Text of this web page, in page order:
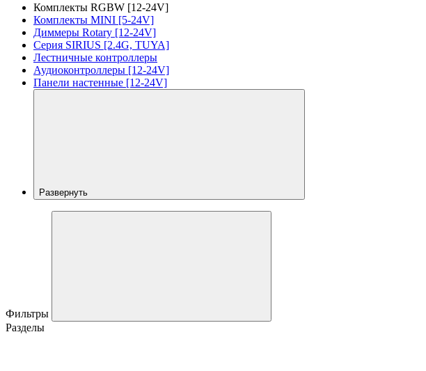
Комплекты RGBW [12-24V]
Комплекты MINI [5-24V]
Диммеры Rotary [12-24V]
Серия SIRIUS [2.4G, TUYA]
Лестничные контроллеры
Аудиоконтроллеры [12-24V]
Панели настенные [12-24V]
Развернуть
Фильтры
Разделы